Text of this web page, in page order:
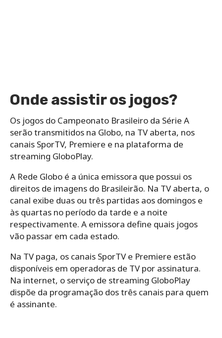
Onde assistir os jogos?
Os jogos do Campeonato Brasileiro da Série A
serão transmitidos na Globo, na TV aberta, nos
canais SporTV, Premiere e na plataforma de
streaming GloboPlay.
A Rede Globo é a única emissora que possui os
direitos de imagens do Brasileirão. Na TV aberta, o
canal exibe duas ou três partidas aos domingos e
às quartas no período da tarde e a noite
respectivamente. A emissora define quais jogos
vão passar em cada estado.
Na TV paga, os canais SporTV e Premiere estão
disponíveis em operadoras de TV por assinatura.
Na internet, o serviço de streaming GloboPlay
dispõe da programação dos três canais para quem
é assinante.